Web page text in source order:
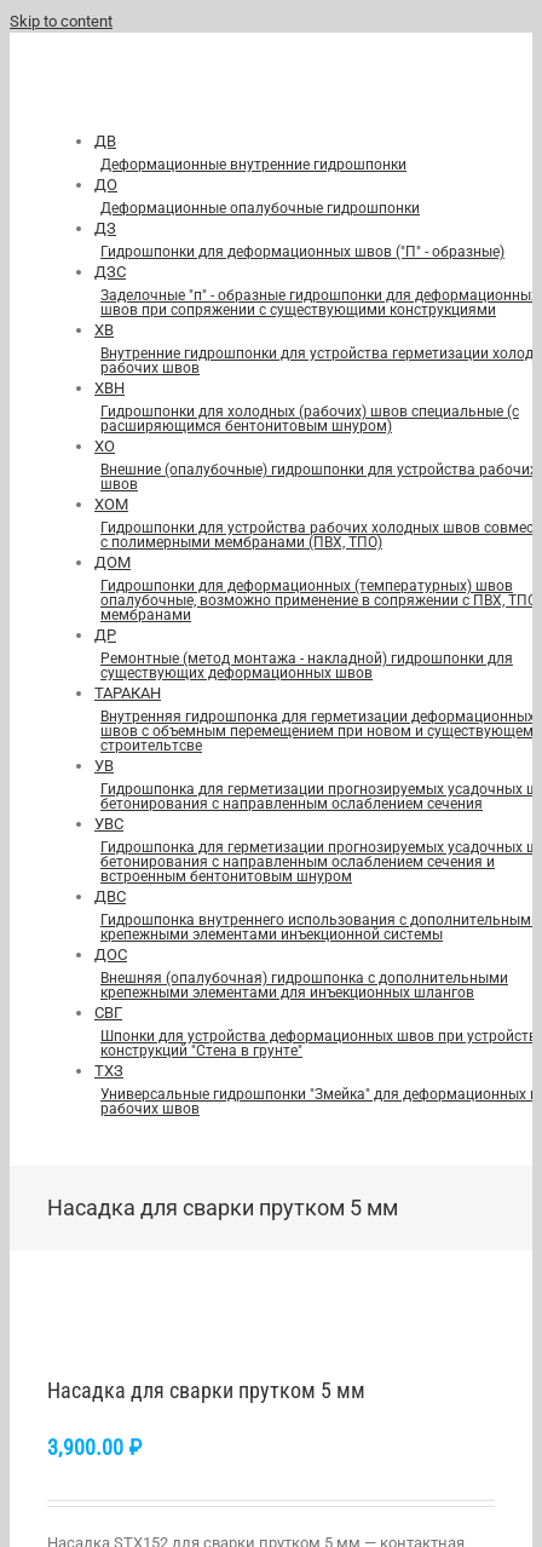
Skip to content
ДВ
Деформационные внутренние гидрошпонки
ДО
Деформационные опалубочные гидрошпонки
ДЗ
Гидрошпонки для деформационных швов ("П" - образные)
ДЗС
Заделочные "п" - образные гидрошпонки для деформационных
швов при сопряжении с существующими конструкциями
ХВ
Внутренние гидрошпонки для устройства герметизации
рабочих швов
ХВН
Гидрошпонки для холодных (рабочих) швов специальные (с
расширяющимся бентонитовым шнуром)
ХО
Внешние (опалубочные) гидрошпонки для устройства рабочих
швов
ХОМ
Гидрошпонки для устройства рабочих холодных швов
с полимерными мембранами (ПВХ, ТПО)
ДОМ
Гидрошпонки для деформационных (температурных) швов
опалубочные, возможно применение в сопряжении с ПВХ, ТПО
мембранами
ДР
Ремонтные (метод монтажа - накладной) гидрошпонки для
существующих деформационных швов
ТАРАКАН
Внутренняя гидрошпонка для герметизации деформационных
швов с объемным перемещением при новом и существующем
строительтсве
УВ
Гидрошпонка для герметизации прогнозируемых усадочных
бетонирования с направленным ослаблением сечения
УВС
Гидрошпонка для герметизации прогнозируемых усадочных
бетонирования с направленным ослаблением сечения и
встроенным бентонитовым шнуром
ДВС
Гидрошпонка внутреннего использования с дополнительными
крепежными элементами инъекционной системы
ДОС
Внешняя (опалубочная) гидрошпонка с дополнительными
крепежными элементами для инъекционных шлангов
СВГ
Шпонки для устройства деформационных швов при
конструкций "Стена в грунте"
ТХЗ
Универсальные гидрошпонки "Змейка" для деформационных и
рабочих швов
Насадка для сварки прутком 5 мм
Насадка для сварки прутком 5 мм
3,900.00 ₽
Насадка STX152 для сварки прутком 5 мм — контактная